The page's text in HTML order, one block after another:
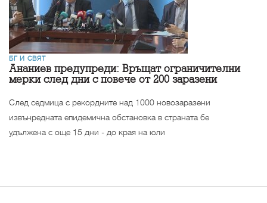
БГ И СВЯТ
Ананиев предупреди: Връщат ограничителни
мерки след дни с повече от 200 заразени
След седмица с рекордните над 1000 новозаразени
извънредната епидемична обстановка в страната бе
удължена с още 15 дни - до края на юли